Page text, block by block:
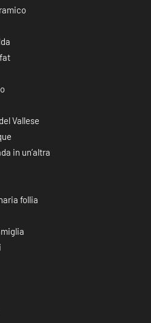
Vallese
in un’altra
follia